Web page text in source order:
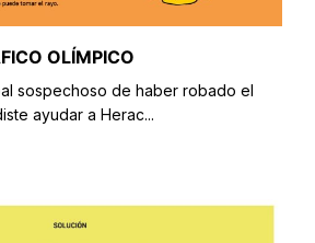
OLÍMPICO
sospechoso de haber robado el
ayudar a Herac...